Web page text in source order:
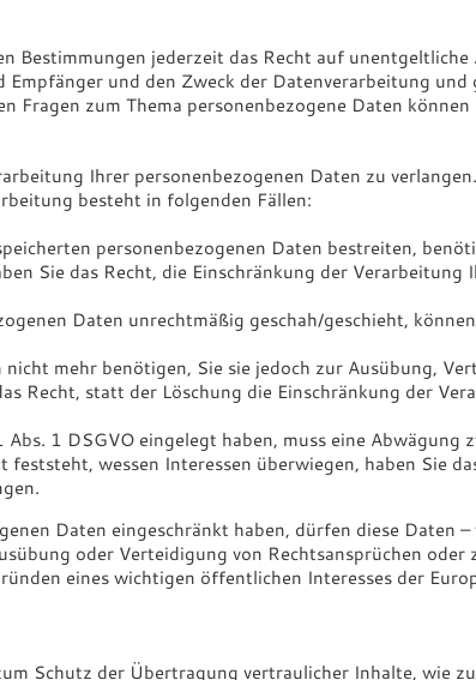
Bestimmungen jederzeit das Recht auf
und den Zweck der Datenverarbeitung
Fragen zum Thema personenbezogene Daten
Ihrer personenbezogenen Daten zu
besteht in folgenden Fällen:
personenbezogenen Daten bestreiten,
Sie das Recht, die Einschränkung der Verarbeitung
Daten unrechtmäßig geschah/geschieht,
mehr benötigen, Sie sie jedoch zur Ausübung,
Recht, statt der Löschung die Einschränkung der
1 DSGVO eingelegt haben, muss eine Abwägung
wessen Interessen überwiegen, haben Sie
Daten eingeschränkt haben, dürfen diese Daten
oder Verteidigung von Rechtsansprüchen oder
eines wichtigen öffentlichen Interesses der
Schutz der Übertragung vertraulicher Inhalte, wie